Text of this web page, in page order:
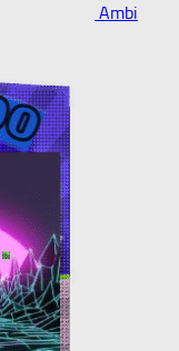
Ambi